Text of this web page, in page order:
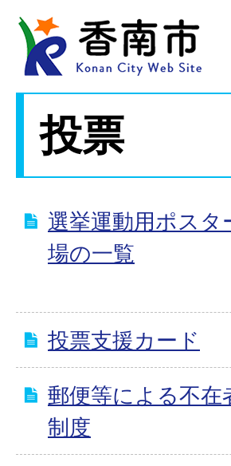
投票
選挙運動用ポスタ
場の一覧
投票支援カード
郵便等による不在
制度